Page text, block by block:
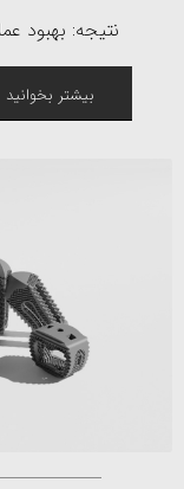
نتیجه: بهبود
بیشتر بخوانید